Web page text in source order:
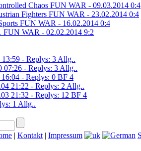
Chaos FUN WAR - 09.03.2014 0:4
Fighters FUN WAR - 23.02.2014 0:4
FUN WAR - 16.02.2014 0:4
FUN WAR - 02.02.2014 9:2
13:59 - Replys: 3 Allg..
07:26 - Replys: 3 Allg..
- Replys: 0 BF 4
21:22 - Replys: 2 Allg..
21:32 - Replys: 12 BF 4
1 Allg..
| Kontakt | Impressum